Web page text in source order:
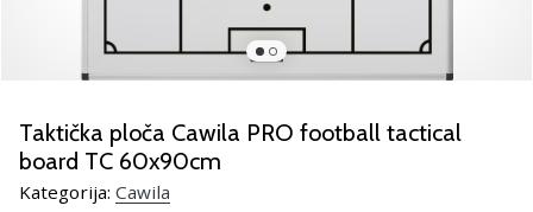
poklon
odbojku!
Pogledajte
naš
vodič
Taktička ploča Cawila PRO football tactical
board TC 60x90cm
Kategorija: Cawila